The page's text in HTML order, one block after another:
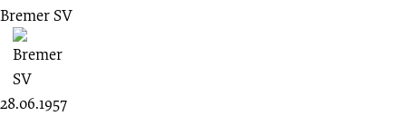
Bremer SV
28.06.1957